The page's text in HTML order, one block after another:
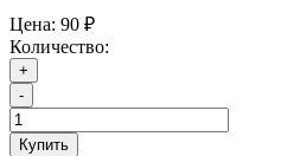
Цена: 90 ₽
Количество:
+
-
Купить